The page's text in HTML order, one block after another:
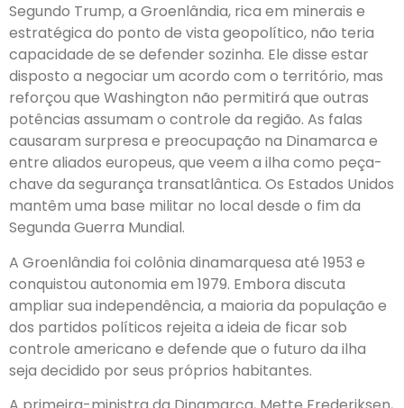
Segundo Trump, a Groenlândia, rica em minerais e
estratégica do ponto de vista geopolítico, não teria
capacidade de se defender sozinha. Ele disse estar
disposto a negociar um acordo com o território, mas
reforçou que Washington não permitirá que outras
potências assumam o controle da região. As falas
causaram surpresa e preocupação na Dinamarca e
entre aliados europeus, que veem a ilha como peça-
chave da segurança transatlântica. Os Estados Unidos
mantêm uma base militar no local desde o fim da
Segunda Guerra Mundial.
A Groenlândia foi colônia dinamarquesa até 1953 e
conquistou autonomia em 1979. Embora discuta
ampliar sua independência, a maioria da população e
dos partidos políticos rejeita a ideia de ficar sob
controle americano e defende que o futuro da ilha
seja decidido por seus próprios habitantes.